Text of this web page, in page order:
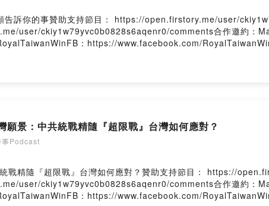
告訴你的事贊助支持節目： https://open.firstory.me/user/
user/ckiy1w79yvc0b0828s6aqenr0/comments合作邀約：
：https://www.facebook.com/
願景：中共統戰精隨『超限戰』台灣如何應對？
事Podcast
戰精隨『超限戰』台灣如何應對？贊助支持節目： https://
user/ckiy1w79yvc0b0828s6aqenr0/comments合作邀約：
：https://www.facebook.com/